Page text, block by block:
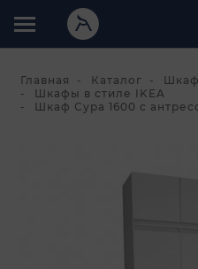
Главная Каталог
Шкафы в стиле IKEA
Шкаф Сура 1600 с